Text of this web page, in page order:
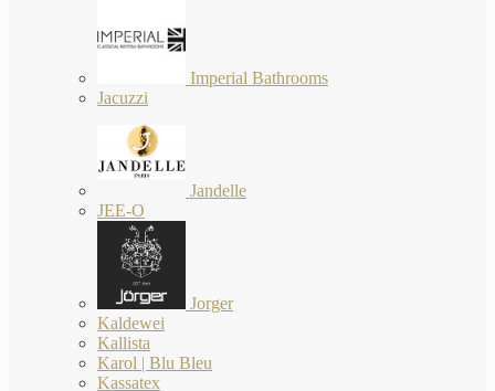
Imperial Bathrooms
Jacuzzi
Jandelle
JEE-O
Jorger
Kaldewei
Kallista
Karol | Blu Bleu
Kassatex